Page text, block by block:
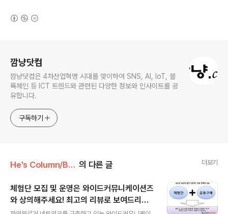
깜냥닷컴
깜냥닷컴은 4차산업혁명 시대를 맞이하여 SNS, AI, IoT, 블
록체인 등 ICT 트렌드와 관련된 다양한 정보와 인사이트를 공
유합니다.
구독하기
He's Column/Business 의 다른 글 더보기
체험단 모집 및 운영은 와이드커뮤니케이션즈
와 상의해주세요! 최고의 리뷰로 보여드리겠
습니다!